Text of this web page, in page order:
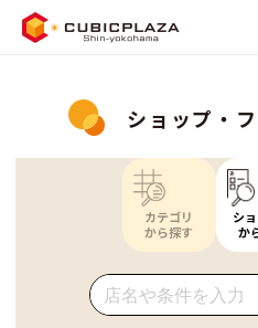
ショップ・
カテゴリ
から探す
シ
か